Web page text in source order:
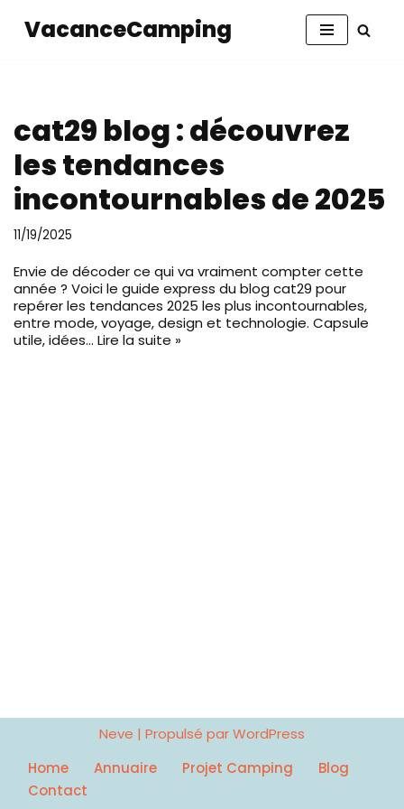
VacanceCamping
cat29 blog : découvrez
les tendances
incontournables de 2025
11/19/2025
Envie de décoder ce qui va vraiment compter cette
année ? Voici le guide express du blog cat29 pour
repérer les tendances 2025 les plus incontournables,
entre mode, voyage, design et technologie. Capsule
utile, idées… Lire la suite »
Neve | Propulsé parWordPress
Home
Annuaire Projet Camping
Blog
Contact